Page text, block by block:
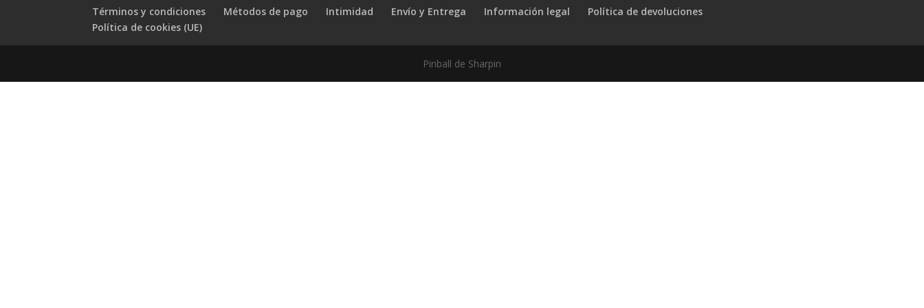
Términos y condiciones Métodos de pago Intimidad Envío y Entrega Información legal
Política de devoluciones
Política de cookies (UE)
Pinball de Sharpin